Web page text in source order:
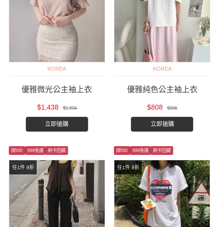
KOREA
優雅微光公主袖上衣
$1,438 $1,598
立即搶購
KOREA
優雅純色公主袖上衣
$808 $898
立即搶購
任1件 9折
領500 999免運 刷卡回饋
任1件 9折
領500 999免運 刷卡回饋